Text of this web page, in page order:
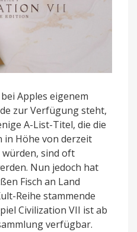
Apples eigenem
zur Verfügung steht,
A-List-Titel, die die
in Höhe von derzeit
sind oft
Nun jedoch hat
Fisch an Land
Reihe stammende
Civilization VII ist ab
verfügbar.